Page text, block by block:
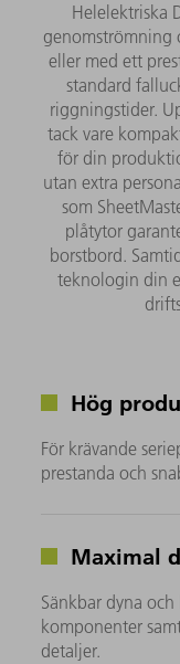
Helelektriska
genomströmning
eller med ett
standard
riggningstider.
tack vare
för din
utan extra
som
plåtytor
borstbord.
teknologin din
Hög
För krävande
prestanda och
Maximal
Sänkbar dyna
komponenter
detaljer.